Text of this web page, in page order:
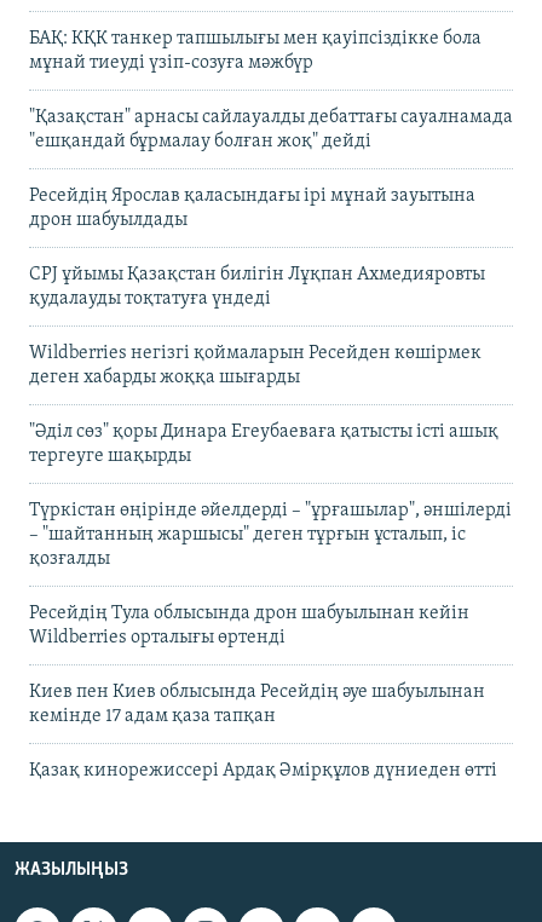
БАҚ: КҚК танкер тапшылығы мен қауіпсіздікке бола
мұнай тиеуді үзіп-созуға мәжбүр
"Қазақстан" арнасы сайлауалды дебаттағы сауалнамада
"ешқандай бұрмалау болған жоқ" дейді
Ресейдің Ярослав қаласындағы ірі мұнай зауытына
дрон шабуылдады
CPJ ұйымы Қазақстан билігін Лұқпан Ахмедияровты
қудалауды тоқтатуға үндеді
Wildberries негізгі қоймаларын Ресейден көшірмек
деген хабарды жоққа шығарды
"Әділ сөз" қоры Динара Егеубаеваға қатысты істі ашық
тергеуге шақырды
Түркістан өңірінде әйелдерді – "ұрғашылар", әншілерді
– "шайтанның жаршысы" деген тұрғын ұсталып, іс
қозғалды
Ресейдің Тула облысында дрон шабуылынан кейін
Wildberries орталығы өртенді
Киев пен Киев облысында Ресейдің әуе шабуылынан
кемінде 17 адам қаза тапқан
Қазақ кинорежиссері Ардақ Әмірқұлов дүниеден өтті
ЖАЗЫЛЫҢЫЗ